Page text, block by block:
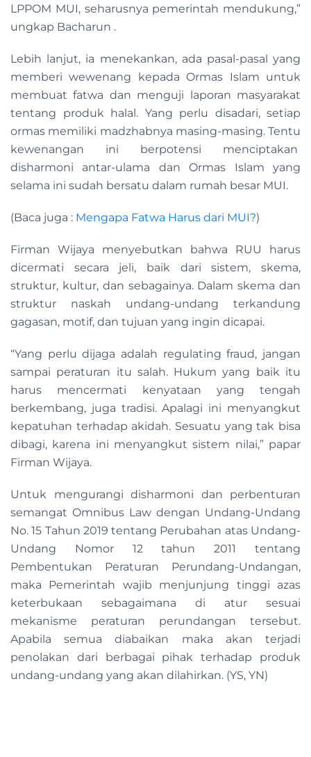
LPPOM MUI, seharusnya pemerintah mendukung,”
ungkap Bacharun .
Lebih lanjut, ia menekankan, ada pasal-pasal yang
memberi wewenang kepada Ormas Islam untuk
membuat fatwa dan menguji laporan masyarakat
tentang produk halal. Yang perlu disadari, setiap
ormas memiliki madzhabnya masing-masing. Tentu
kewenangan ini berpotensi menciptakan
disharmoni antar-ulama dan Ormas Islam yang
selama ini sudah bersatu dalam rumah besar MUI.
(Baca juga : Mengapa Fatwa Harus dari MUI?)
Firman Wijaya menyebutkan bahwa RUU harus
dicermati secara jeli, baik dari sistem, skema,
struktur, kultur, dan sebagainya. Dalam skema dan
struktur naskah undang-undang terkandung
gagasan, motif, dan tujuan yang ingin dicapai.
“Yang perlu dijaga adalah regulating fraud, jangan
sampai peraturan itu salah. Hukum yang baik itu
harus mencermati kenyataan yang tengah
berkembang, juga tradisi. Apalagi ini menyangkut
kepatuhan terhadap akidah. Sesuatu yang tak bisa
dibagi, karena ini menyangkut sistem nilai,” papar
Firman Wijaya.
Untuk mengurangi disharmoni dan perbenturan
semangat Omnibus Law dengan Undang-Undang
No. 15 Tahun 2019 tentang Perubahan atas Undang-
Undang Nomor 12 tahun 2011 tentang
Pembentukan Peraturan Perundang-Undangan,
maka Pemerintah wajib menjunjung tinggi azas
keterbukaan sebagaimana di atur sesuai
mekanisme peraturan perundangan tersebut.
Apabila semua diabaikan maka akan terjadi
penolakan dari berbagai pihak terhadap produk
undang-undang yang akan dilahirkan. (YS, YN)